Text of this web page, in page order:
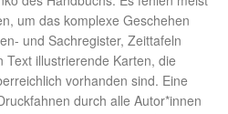
um das komplexe Geschehen
und Sachregister, Zeittafeln
illustrierende Karten, die
vorhanden sind. Eine
durch alle Autor*innen